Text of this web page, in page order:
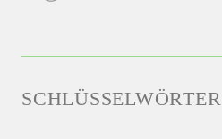
SCHLÜSSELWÖRTER